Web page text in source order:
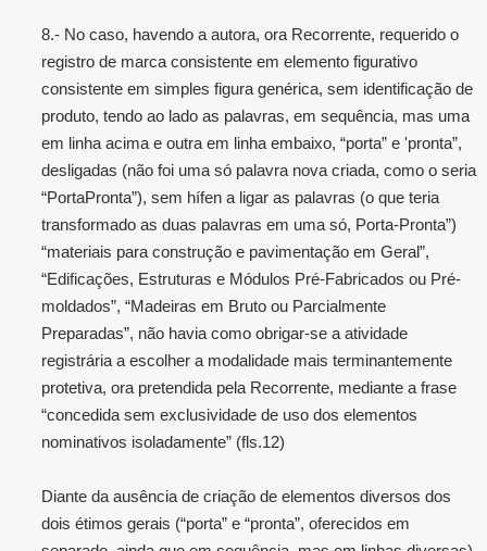
8.- No caso, havendo a autora, ora Recorrente, requerido o
registro de marca consistente em elemento figurativo
consistente em simples figura genérica, sem identificação de
produto, tendo ao lado as palavras, em sequência, mas uma
em linha acima e outra em linha embaixo, “porta” e 'pronta”,
desligadas (não foi uma só palavra nova criada, como o seria
“PortaPronta”), sem hífen a ligar as palavras (o que teria
transformado as duas palavras em uma só, Porta-Pronta”)
“materiais para construção e pavimentação em Geral”,
“Edificações, Estruturas e Módulos Pré-Fabricados ou Pré-
moldados”, “Madeiras em Bruto ou Parcialmente
Preparadas”, não havia como obrigar-se a atividade
registrária a escolher a modalidade mais terminantemente
protetiva, ora pretendida pela Recorrente, mediante a frase
“concedida sem exclusividade de uso dos elementos
nominativos isoladamente” (fls.12)
Diante da ausência de criação de elementos diversos dos
dois étimos gerais (“porta” e “pronta”, oferecidos em